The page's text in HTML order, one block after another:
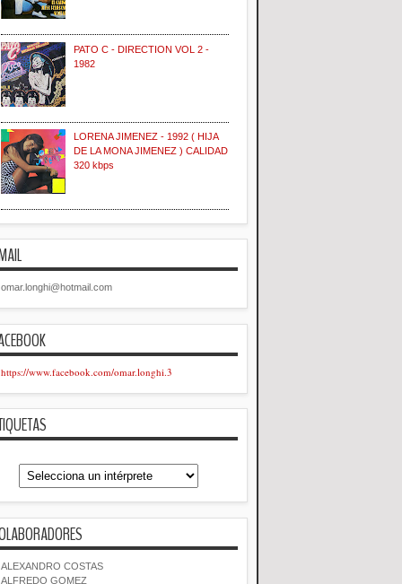
PATO C - DIRECTION VOL 2 -
1982
LORENA JIMENEZ - 1992 ( HIJA
DE LA MONA JIMENEZ ) CALIDAD
320 kbps
omar.longhi@hotmail.com
https://www.facebook.com/omar.longhi.3
ALEXANDRO COSTAS
ALFREDO GOMEZ